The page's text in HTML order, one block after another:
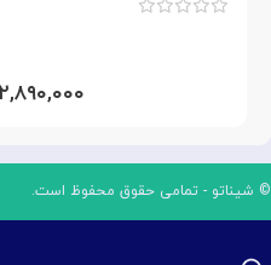
۲,۸۹۰,۰۰۰ تومان
© شیناتو - تمامی حقوق محفوظ است.